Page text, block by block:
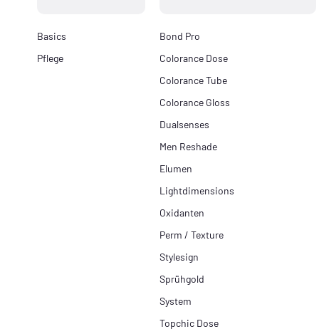
Basics
Pflege
Bond Pro
Colorance Dose
Colorance Tube
Colorance Gloss
Dualsenses
Men Reshade
Elumen
Lightdimensions
Oxidanten
Perm / Texture
Stylesign
Sprühgold
System
Topchic Dose